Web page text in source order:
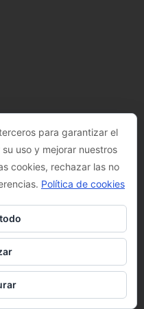
SLP
LOCAL 4, 08191 Rubí,
para garantizar el
uso y mejorar nuestros
cookies, rechazar las no
Política de cookies